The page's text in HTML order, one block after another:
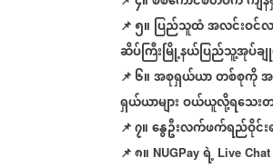
📌၅။ ပြည်သူထံအလင်းဝင်
ဆိပ်ကြီးမြို့နယ်ပြည်သူ့အုပ်ခ
📌၆။အစုရှယ်ယာတစ်စုကို
ရှယ်ယာများဝယ်ယူလို့ရသေ
📌၇။နွေဦးလက်ဖက်ရည်ဝိုင်း
📌၈။ NUGPay ရဲ့ Live Chat